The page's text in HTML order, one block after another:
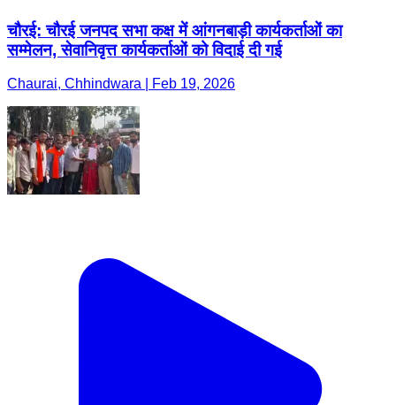
चौरई: चौरई जनपद सभा कक्ष में आंगनबाड़ी कार्यकर्ताओं का
सम्मेलन, सेवानिवृत्त कार्यकर्ताओं को विदाई दी गई
Chaurai, Chhindwara | Feb 19, 2026